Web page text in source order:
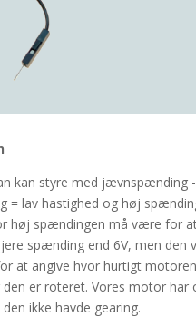
kan styre med jævnspænding
= lav hastighed og høj
høj spændingen må være for
spænding end 6V, men
at angive hvor hurtigt
er roteret. Vores motor
ikke havde gearing.